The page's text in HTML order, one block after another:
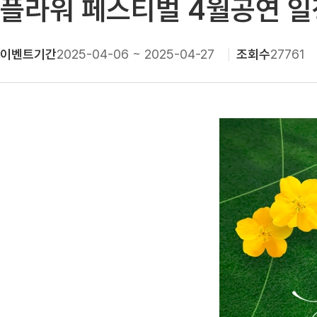
플라워 페스티벌 4월공연
이벤트기간2025-04-06 ~ 2025-04-27 조회수27761